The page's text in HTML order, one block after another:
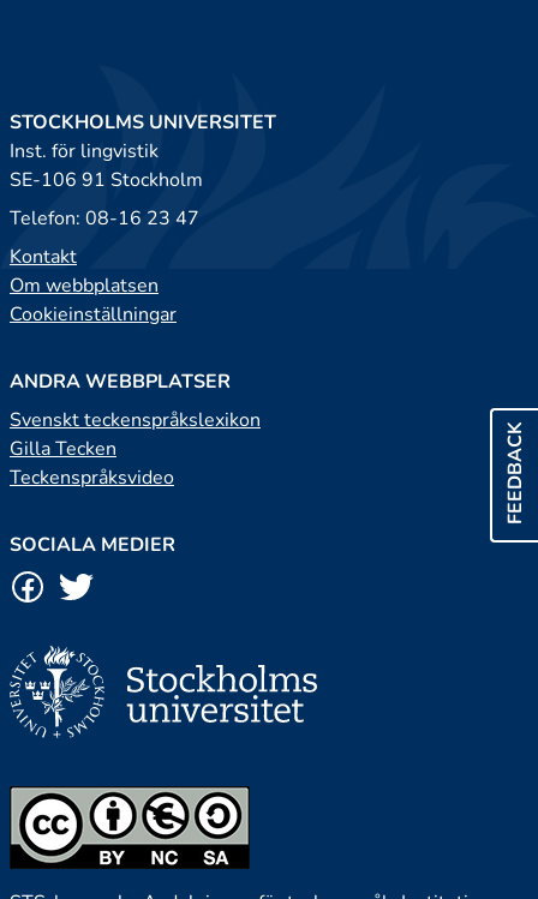
FEEDBACK
STOCKHOLMS UNIVERSITET
Inst. för lingvistik
SE-106 91 Stockholm
Telefon: 08-16 23 47
Kontakt
Om webbplatsen
Cookieinställningar
ANDRA WEBBPLATSER
Svenskt teckenspråkslexikon
Gilla Tecken
Teckenspråksvideo
SOCIALA MEDIER